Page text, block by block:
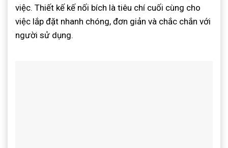
việc. Thiết kế kế nối bích là tiêu chí cuối cùng cho
việc lắp đặt nhanh chóng, đơn giản và chắc chắn với
người sử dụng.